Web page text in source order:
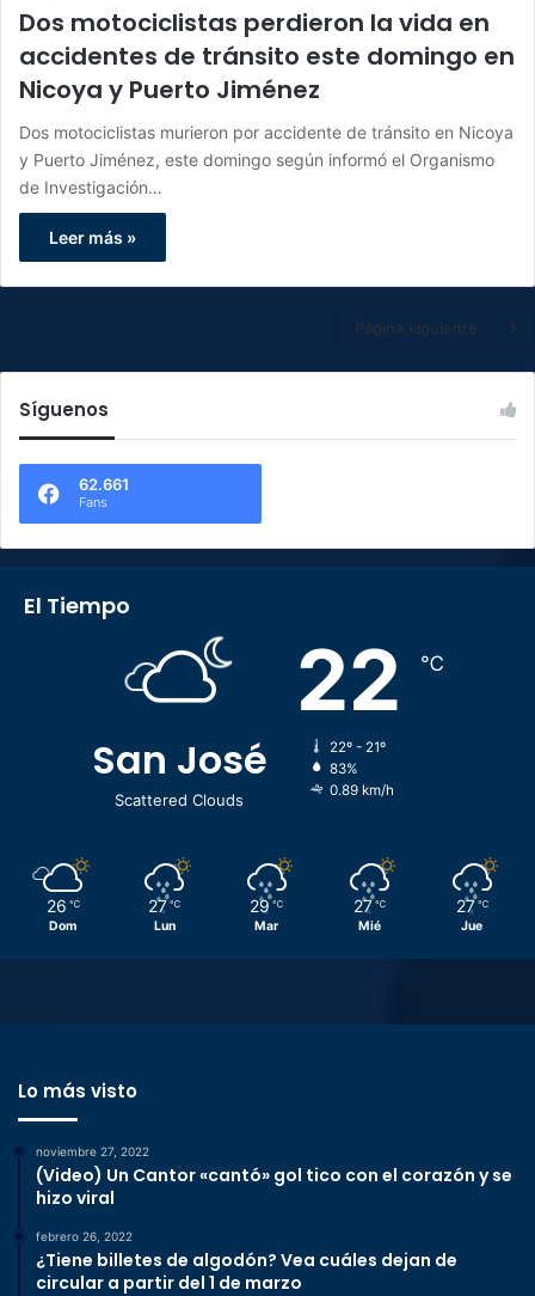
Dos motociclistas perdieron la vida en
accidentes de tránsito este domingo en
Nicoya y Puerto Jiménez
Dos motociclistas murieron por accidente de tránsito en Nicoya
y Puerto Jiménez, este domingo según informó el Organismo
de Investigación…
Leer más »
Página siguiente
Síguenos
62.661
Fans
El Tiempo
San José
Scattered Clouds
22 ℃
22º - 21º
83%
0.89 km/h
26 ℃
Dom
27 ℃
Lun
29 ℃
Mar
27 ℃
Mié
27 ℃
Jue
Lo más visto
noviembre 27, 2022
(Video) Un Cantor «cantó» gol tico con el corazón y se
hizo viral
febrero 26, 2022
¿Tiene billetes de algodón? Vea cuáles dejan de
circular a partir del 1 de marzo